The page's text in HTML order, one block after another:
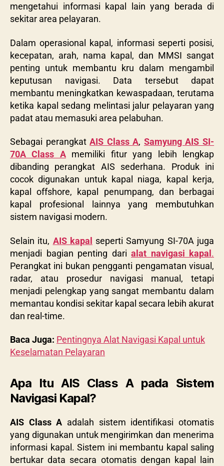
mengetahui informasi kapal lain yang berada di
sekitar area pelayaran.
Dalam operasional kapal, informasi seperti posisi,
kecepatan, arah, nama kapal, dan MMSI sangat
penting untuk membantu kru dalam mengambil
keputusan navigasi. Data tersebut dapat
membantu meningkatkan kewaspadaan, terutama
ketika kapal sedang melintasi jalur pelayaran yang
padat atau memasuki area pelabuhan.
Sebagai perangkatAIS Class A, Samyung AIS SI-
70A Class Amemiliki fitur yang lebih lengkap
dibanding perangkat AIS sederhana. Produk ini
cocok digunakan untuk kapal niaga, kapal kerja,
kapal offshore, kapal penumpang, dan berbagai
kapal profesional lainnya yang membutuhkan
sistem navigasi modern.
Selain itu, AIS kapal seperti Samyung SI-70A juga
menjadi bagian penting dari alat navigasi kapal.
Perangkat ini bukan pengganti pengamatan visual,
radar, atau prosedur navigasi manual, tetapi
menjadi pelengkap yang sangat membantu dalam
memantau kondisi sekitar kapal secara lebih akurat
dan real-time.
Baca Juga: Pentingnya Alat Navigasi Kapal untuk
Keselamatan Pelayaran
Apa Itu AIS Class A pada Sistem
Navigasi Kapal?
AIS Class A adalah sistem identifikasi otomatis
yang digunakan untuk mengirimkan dan menerima
informasi kapal. Sistem ini membantu kapal saling
bertukar data secara otomatis dengan kapal lain